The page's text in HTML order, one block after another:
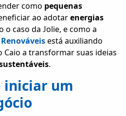
como pequenas
ao adotarenergias
o caso da Jolie, e como a
Renováveisestá auxiliando
a transformar suas ideias
.
iniciar um